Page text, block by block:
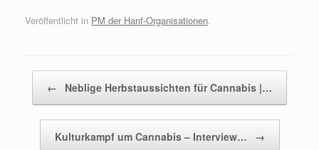
Veröffentlicht in PM der Hanf-Organisationen.
← Neblige Herbstaussichten für Cannabis |…
Kulturkampf um Cannabis – Interview… →